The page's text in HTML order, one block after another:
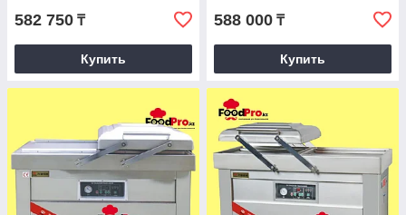
582 750 ₸
Купить
588 000 ₸
Купить